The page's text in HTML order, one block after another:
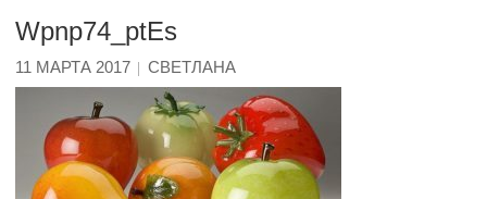
Wpnp74_ptEs
11 МАРТА 2017 СВЕТЛАНА